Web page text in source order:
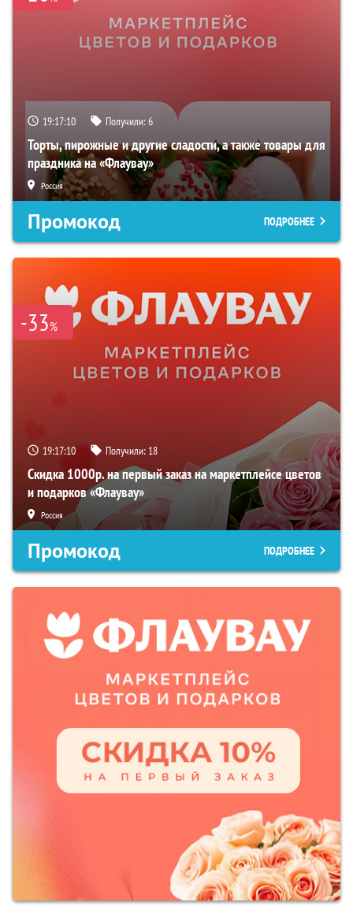
19:17:09 Получили:6
Торты, пирожные и другие сладости, а также товары для
праздника на «Флаувау»
Россия
Промокод ПОДРОБНЕЕ
-33%
19:17:09 Получили: 18
Скидка 1000р. на первый заказ на маркетплейсе цветов
и подарков «Флаувау»
Россия
Промокод ПОДРОБНЕЕ